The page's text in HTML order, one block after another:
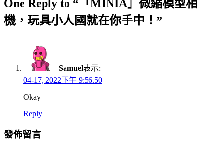
One Reply to “「MINIA」微縮模型相
機，玩具小人國就在你手中！”
Samuel表示:
04-17, 2022下午 9:56.50
Okay
Reply
發佈留言